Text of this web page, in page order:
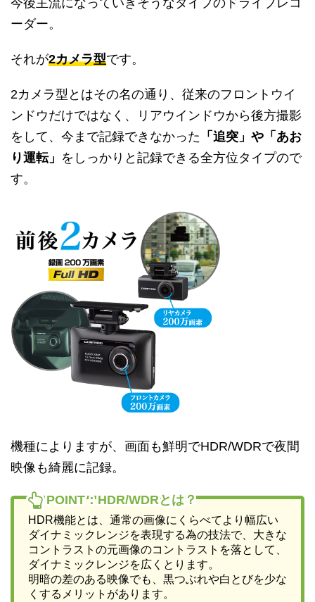
今後主流になっていきそうなタイプのドライブレコ
ーダー。
それが2カメラ型です。
2カメラ型とはその名の通り、従来のフロントウイ
ンドウだけではなく、リアウインドウから後方撮影
をして、今まで記録できなかった 「追突」や「あお
り運転」 をしっかりと記録できる全方位タイプので
す。
機種によりますが、画面も鮮明でHDR/WDRで夜間
映像も綺麗に記録。
POINT：HDR/WDRとは？
HDR機能とは、通常の画像にくらべてより幅広い
ダイナミックレンジを表現する為の技法で、大きな
コントラストの元画像のコントラストを落として、
ダイナミックレンジを広くとります。
明暗の差のある映像でも、黒つぶれや白とびを少な
くするメリットがあります。